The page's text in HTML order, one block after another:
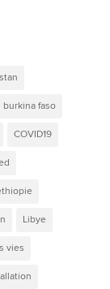
burkina faso
COVID19
Libye
vies